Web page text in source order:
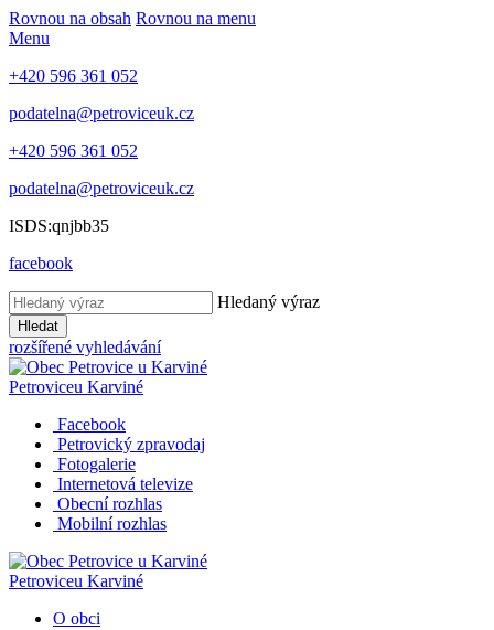
Rovnou na obsah Rovnou na menu
Menu
+420 596 361 052
podatelna@petroviceuk.cz
+420 596 361 052
podatelna@petroviceuk.cz
ISDS:qnjbb35
facebook
Hledaný výraz
Hledat
rozšířené vyhledávání
Petroviceu Karviné
Facebook
Petrovický zpravodaj
Fotogalerie
Internetová televize
Obecní rozhlas
Mobilní rozhlas
Petroviceu Karviné
O obci